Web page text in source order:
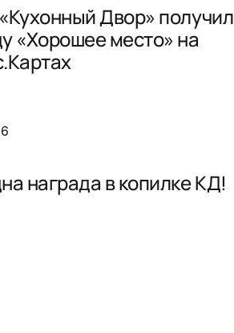
Двор» получил
«Хорошее место» на
награда в копилке КД!